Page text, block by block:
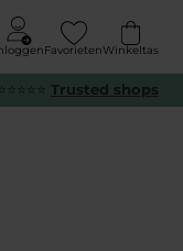
FavorietenWinkeltas
0
Trusted shops